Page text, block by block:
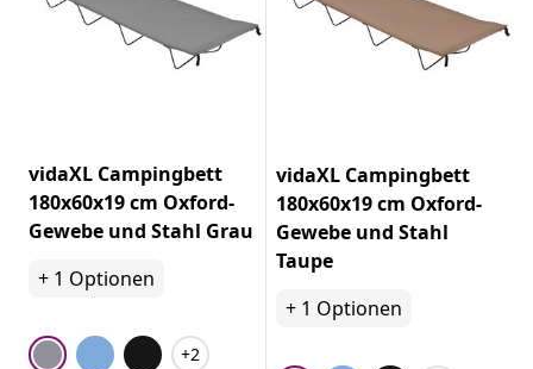
vidaXL Campingbett
180x60x19 cm Oxford-
Gewebe und Stahl Grau
+ 1 Optionen
+2
vidaXL Campingbett
180x60x19 cm Oxford-
Gewebe und Stahl
Taupe
+ 1 Optionen